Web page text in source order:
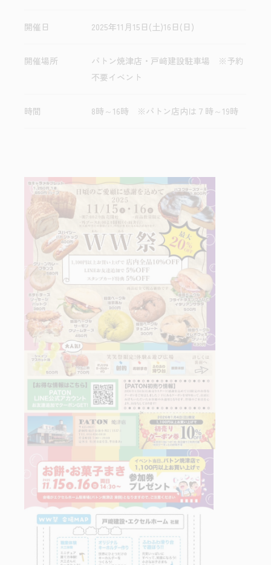
開催日 2025年11月15日(土)16日(日)
開催場所
パトン焼津店・戸﨑建設駐車場 ※予約
不要イベント
時間 8時～16時 ※パトン店内は７時～19時